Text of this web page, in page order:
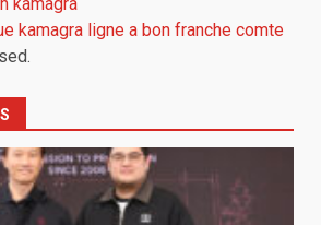
kamagra ligne a bon franche comte